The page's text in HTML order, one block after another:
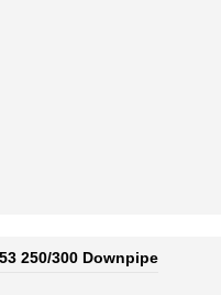
250/300 Downpipe